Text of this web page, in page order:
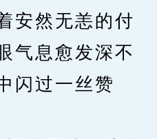
然无恙的付
气息愈发深不
闪过一丝赞